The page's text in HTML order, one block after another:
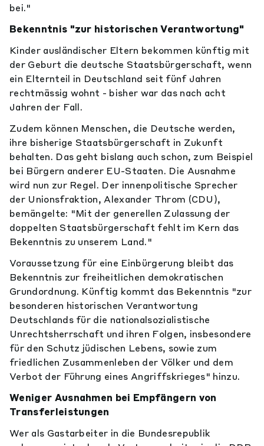
bei."
Bekenntnis "zur historischen Verantwortung"
Kinder ausländischer Eltern bekommen künftig mit
der Geburt die deutsche Staatsbürgerschaft, wenn
ein Elternteil in Deutschland seit fünf Jahren
rechtmässig wohnt - bisher war das nach acht
Jahren der Fall.
Zudem können Menschen, die Deutsche werden,
ihre bisherige Staatsbürgerschaft in Zukunft
behalten. Das geht bislang auch schon, zum Beispiel
bei Bürgern anderer EU-Staaten. Die Ausnahme
wird nun zur Regel. Der innenpolitische Sprecher
der Unionsfraktion, Alexander Throm (CDU),
bemängelte: "Mit der generellen Zulassung der
doppelten Staatsbürgerschaft fehlt im Kern das
Bekenntnis zu unserem Land."
Voraussetzung für eine Einbürgerung bleibt das
Bekenntnis zur freiheitlichen demokratischen
Grundordnung. Künftig kommt das Bekenntnis "zur
besonderen historischen Verantwortung
Deutschlands für die nationalsozialistische
Unrechtsherrschaft und ihren Folgen, insbesondere
für den Schutz jüdischen Lebens, sowie zum
friedlichen Zusammenleben der Völker und dem
Verbot der Führung eines Angriffskrieges" hinzu.
Weniger Ausnahmen bei Empfängern von
Transferleistungen
Wer als Gastarbeiter in die Bundesrepublik